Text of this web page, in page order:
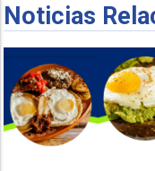
Noticias